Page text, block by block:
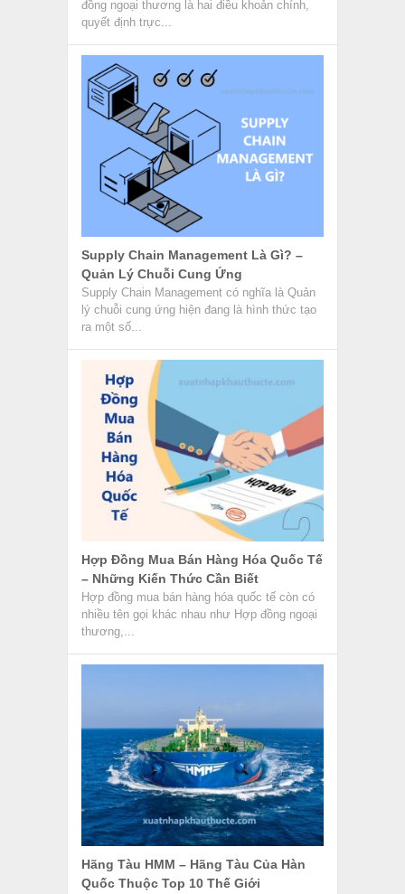
đồng ngoại thương là hai điều khoản chính,
quyết định trực...
Supply Chain Management Là Gì? –
Quản Lý Chuỗi Cung Ứng
Supply Chain Management có nghĩa là Quản
lý chuỗi cung ứng hiện đang là hình thức tạo
ra một số...
Hợp Đồng Mua Bán Hàng Hóa Quốc Tế
– Những Kiến Thức Cần Biết
Hợp đồng mua bán hàng hóa quốc tế còn có
nhiều tên gọi khác nhau như Hợp đồng ngoại
thương,...
Hãng Tàu HMM – Hãng Tàu Của Hàn
Quốc Thuộc Top 10 Thế Giới